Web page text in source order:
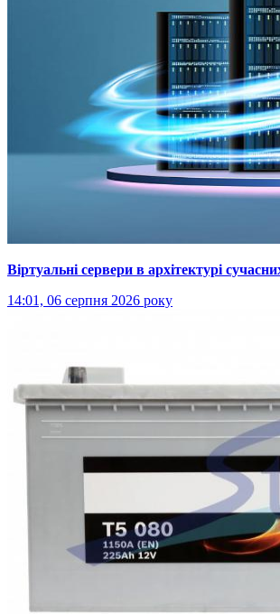
Віртуальні сервери в архітектурі
14:01, 06 серпня 2026 року